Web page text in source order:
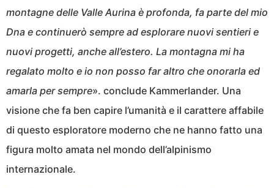
montagne delle Valle Aurina è profonda, fa parte del mio
Dna e continuerò sempre ad esplorare nuovi sentieri e
nuovi progetti, anche all’estero. La montagna mi ha
regalato molto e io non posso far altro che onorarla ed
amarla per sempre». conclude Kammerlander. Una
visione che fa ben capire l’umanità e il carattere affabile
di questo esploratore moderno che ne hanno fatto una
figura molto amata nel mondo dell’alpinismo
internazionale.